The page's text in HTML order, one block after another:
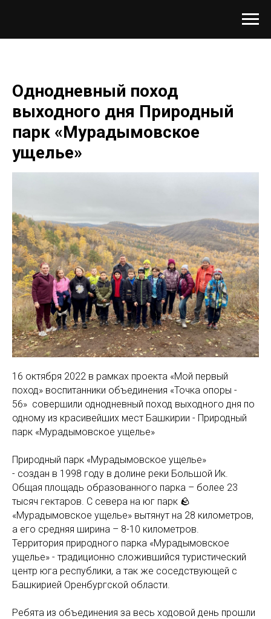
Однодневный поход
выходного дня Природный
парк «Мурадымовское
ущелье»
16 октября 2022 в рамках проекта «Мой первый
поход» воспитанники объединения «Точка опоры -
56» совершили однодневный поход выходного дня по
одному из красивейших мест Башкирии - Природный
парк «Мурадымовское ущелье»
Природный парк «Мурадымовское ущелье»
- создан в 1998 году в долине реки Большой Ик.
Общая площадь образованного парка – более 23
тысяч гектаров. С севера на юг парк 🪨
«Мурадымовское ущелье» вытянут на 28 километров,
а его средняя ширина – 8-10 километров.
Территория природного парка «Мурадымовское
ущелье» - традиционно сложившийся туристический
центр юга республики, а так же соседствующей с
Башкирией Оренбургской области.
Ребята из объединения за весь ходовой день прошли